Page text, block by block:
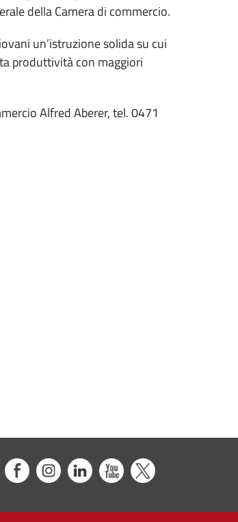
della Camera di commercio.
un’istruzione solida su cui
produttività con maggiori
Alfred Aberer, tel. 0471